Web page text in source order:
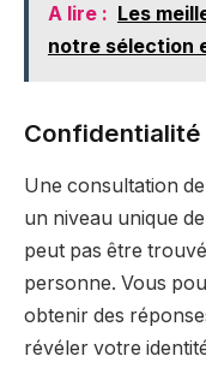
A lire : Les
notre sélection
Une consultation
un niveau unique
peut pas être
personne. Vous
obtenir des
révéler votre